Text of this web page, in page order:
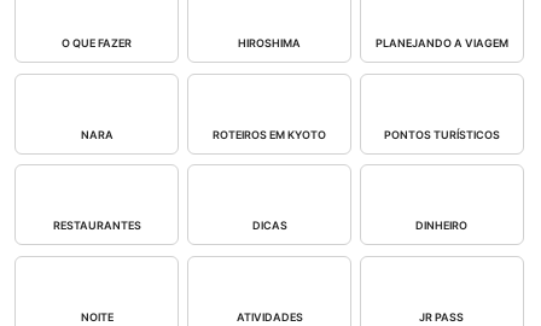
O QUE FAZER HIROSHIMA PLANEJANDO A VIAGEM
NARA ROTEIROS EM KYOTO PONTOS TURÍSTICOS
RESTAURANTES DICAS DINHEIRO
NOITE ATIVIDADES JR PASS